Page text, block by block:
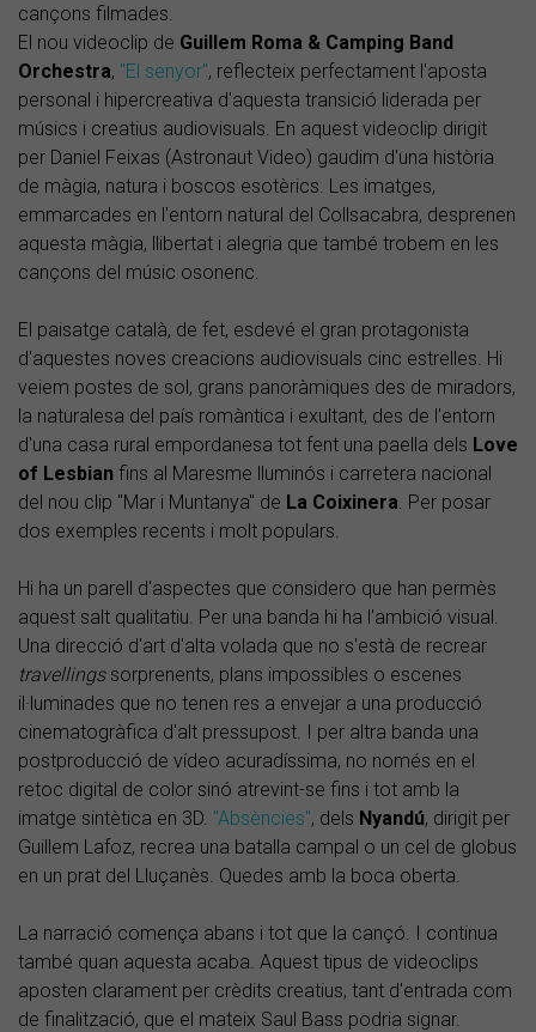
cançons filmades.
El nou videoclip de Guillem Roma & Camping Band
Orchestra, "El senyor", reflecteix perfectament l'aposta
personal i hipercreativa d'aquesta transició liderada per
músics i creatius audiovisuals. En aquest videoclip dirigit
per Daniel Feixas (Astronaut Video) gaudim d'una història
de màgia, natura i boscos esotèrics. Les imatges,
emmarcades en l'entorn natural del Collsacabra, desprenen
aquesta màgia, llibertat i alegria que també trobem en les
cançons del músic osonenc.
El paisatge català, de fet, esdevé el gran protagonista
d'aquestes noves creacions audiovisuals cinc estrelles. Hi
veiem postes de sol, grans panoràmiques des de miradors,
la naturalesa del país romàntica i exultant, des de l'entorn
d'una casa rural empordanesa tot fent una paella dels Love
of Lesbian fins al Maresme lluminós i carretera nacional
del nou clip "Mar i Muntanya" de La Coixinera . Per posar
dos exemples recents i molt populars.
Hi ha un parell d'aspectes que considero que han permès
aquest salt qualitatiu. Per una banda hi ha l'ambició visual.
Una direcció d'art d'alta volada que no s'està de recrear
travellingssorprenents, plans impossibles o escenes
il·luminades que no tenen res a envejar a una producció
cinematogràfica d'alt pressupost. I per altra banda una
postproducció de vídeo acuradíssima, no només en el
retoc digital de color sinó atrevint-se fins i tot amb la
imatge sintètica en 3D. "Absències", dels Nyandú, dirigit per
Guillem Lafoz, recrea una batalla campal o un cel de globus
en un prat del Lluçanès. Quedes amb la boca oberta.
La narració comença abans i tot que la cançó. I continua
també quan aquesta acaba. Aquest tipus de videoclips
aposten clarament per crèdits creatius, tant d'entrada com
de finalització, que el mateix Saul Bass podria signar.